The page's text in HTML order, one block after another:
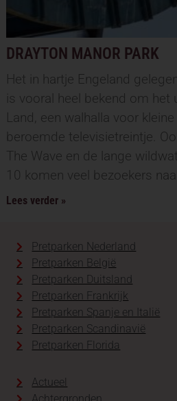
DRAYTON MANOR PARK
Het in hartje Engeland
is vooral heel bekend om het
Land, een walhalla voor
beroemde televisietreintje.
The Wave en de lange
10 komen veel bezoekers
Lees verder »
Pretparken Nederland
Pretparken België
Pretparken Duitsland
Pretparken Frankrijk
Pretparken Spanje en Italië
Pretparken Scandinavië
Pretparken Florida
Actueel